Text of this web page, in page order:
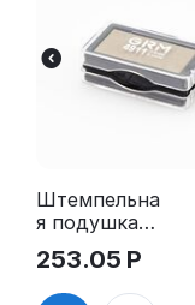
Штемпельна
я подушка
для GRM
4911 2Pads
253.05 Р